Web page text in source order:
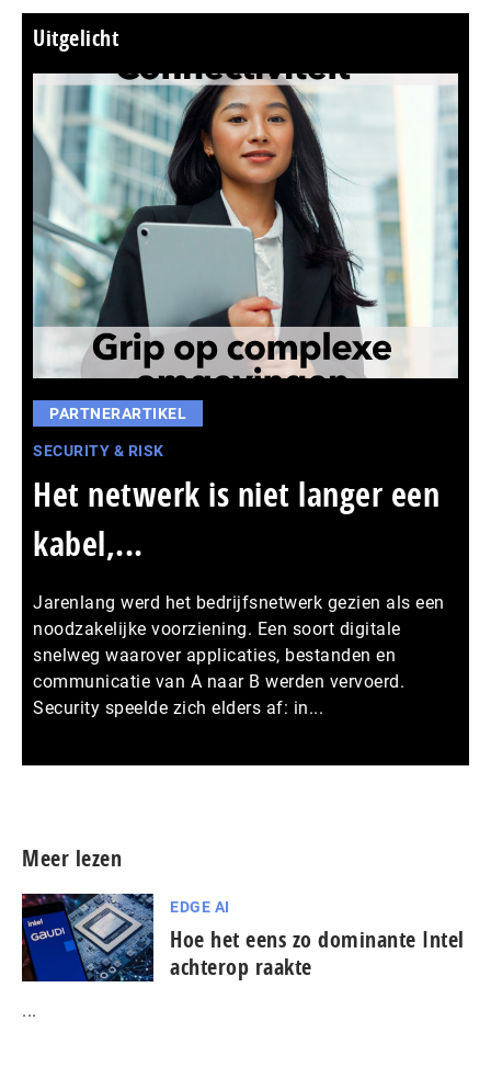
Uitgelicht
PARTNERARTIKEL
SECURITY & RISK
Het netwerk is niet langer een
kabel,...
Jarenlang werd het bedrijfsnetwerk gezien als een
noodzakelijke voorziening. Een soort digitale
snelweg waarover applicaties, bestanden en
communicatie van A naar B werden vervoerd.
Security speelde zich elders af: in...
Meer lezen
EDGE AI
Hoe het eens zo dominante Intel
achterop raakte
...